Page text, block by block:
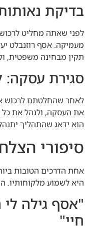
בדיקת
לפני שאתה מחליט
מעמיקה. אסף רוזנבלט
תקין מבחינה משפטית,
סגירת
לאחר שהחלטתם לרכוש
את העסקה, ולנהל את כל
הוא ידאג שהתהליך
סיפורי
אחת הדרכים הטובות
היא לשמוע מלקוחותיו.
"אסף גילה
חיי"